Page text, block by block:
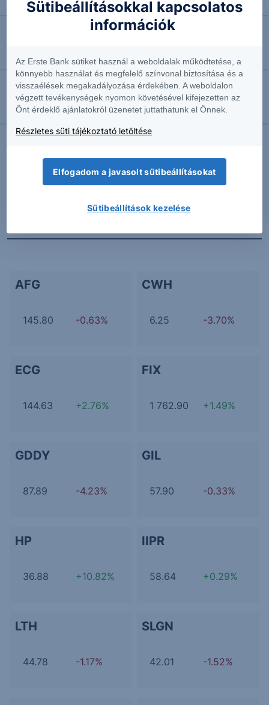
Ismét halasztják a Bayer perét
Feladta ellenállását a Commerzbank
2026.08.06. 10:39
Megemelte előrejelzését a Siemens
További Erste elemzések
AFG
145.80 -0.63%
CWH
6.25 -3.70%
ECG
144.63 +2.76%
FIX
1 762.90 +1.49%
GDDY
87.89 -4.23%
GIL
57.90 -0.33%
HP
36.88 +10.82%
IIPR
58.64 +0.29%
LTH
44.78 -1.17%
SLGN
42.01 -1.52%
Sütibeállításokkal kapcsolatos
információk
Az Erste Bank sütiket használ a weboldalak működtetése, a
könnyebb használat és megfelelő színvonal biztosítása és a
visszaélések megakadályozása érdekében. A weboldalon
végzett tevékenységek nyomon követésével kifejezetten az
Önt érdeklő ajánlatokról üzenetet juttathatunk el Önnek.
Részletes süti tájékoztató letöltése
Elfogadom a javasolt sütibeállításokat
Sütibeállítások kezelése